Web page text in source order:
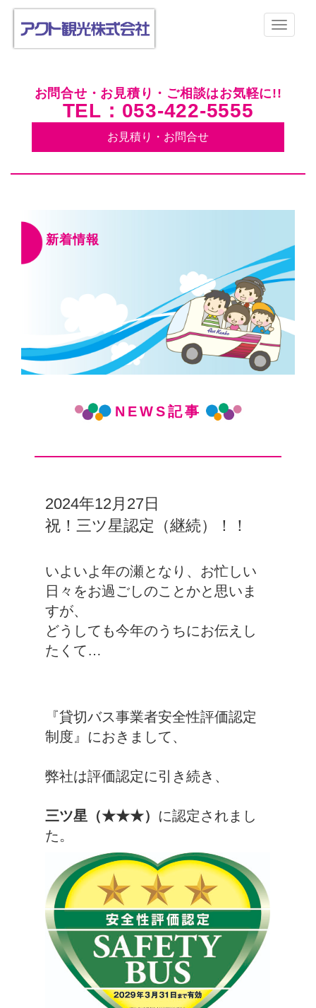
お問合せ・お見積り・ご相談はお気軽に!!
TEL：053-422-5555
お見積り・お問合せ
新着情報
NEWS記事
2024年12月27日
祝！三ツ星認定（継続）！！
いよいよ年の瀬となり、お忙しい
日々をお過ごしのことかと思いま
すが、
どうしても今年のうちにお伝えし
たくて…
『貸切バス事業者安全性評価認定
制度』におきまして、
弊社は評価認定に引き続き、
三ツ星（★★★） に認定されまし
た。